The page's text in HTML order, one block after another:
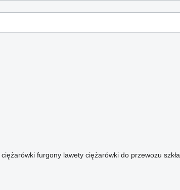
ciężarówki furgony lawety ciężarówki do przewozu szkła